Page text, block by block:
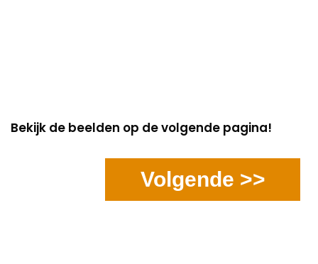
Bekijk de beelden op de volgende pagina!
Volgende >>